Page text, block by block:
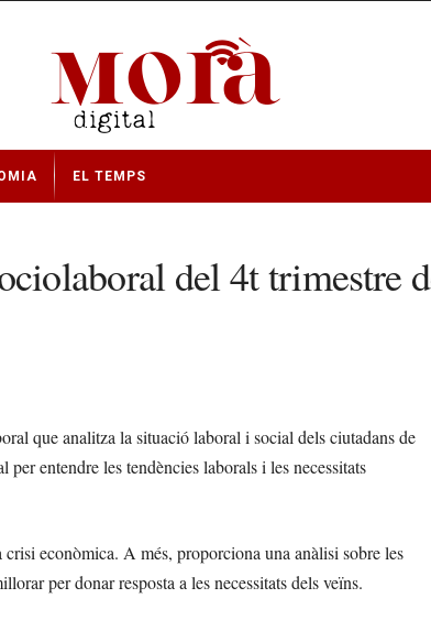
EL TEMPS
del 4t trimestre
que analitza la situació laboral i social dels ciutadans de
entendre les tendències laborals i les necessitats
econòmica. A més, proporciona una anàlisi sobre les
per donar resposta a les necessitats dels veïns.